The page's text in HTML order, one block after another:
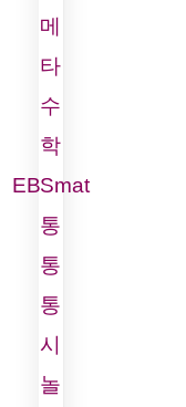
메
타
수
학
EBSmat
통
통
통
시
놀